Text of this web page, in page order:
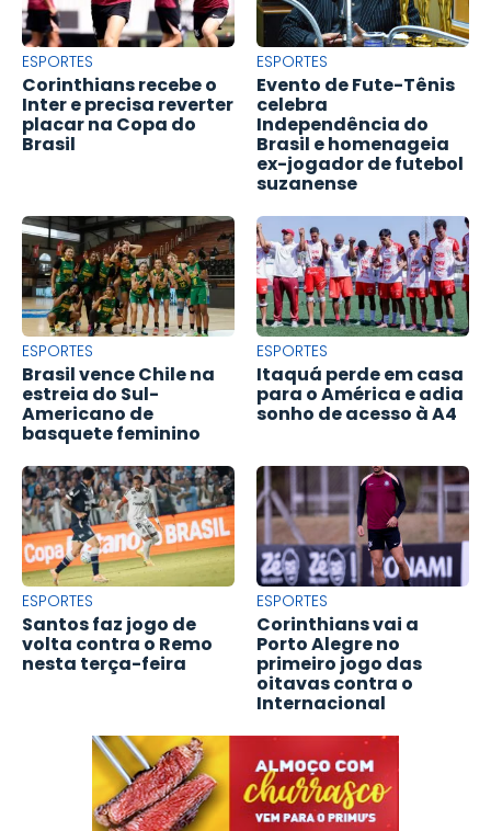
ESPORTES
Corinthians recebe o
Inter e precisa reverter
placar na Copa do
Brasil
ESPORTES
Evento de Fute-Tênis
celebra
Independência do
Brasil e homenageia
ex-jogador de futebol
suzanense
ESPORTES
Brasil vence Chile na
estreia do Sul-
Americano de
basquete feminino
ESPORTES
Itaquá perde em casa
para o América e adia
sonho de acesso à A4
ESPORTES
Santos faz jogo de
volta contra o Remo
nesta terça-feira
ESPORTES
Corinthians vai a
Porto Alegre no
primeiro jogo das
oitavas contra o
Internacional